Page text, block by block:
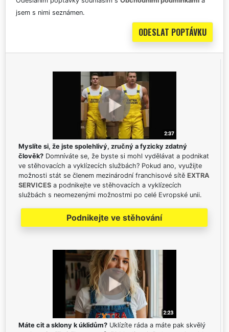
jsem s nimi seznámen.
Myslíte si, že jste spolehlivý, zručný a fyzicky zdatný
člověk? Domníváte se, že byste si mohl vydělávat a podnikat
ve stěhovacích a vyklízecích službách? Pokud ano, využijte
možnosti stát se členem mezinárodní franchisové sítě EXTRA
SERVICES a podnikejte ve stěhovacích a vyklízecích
službách s neomezenými možnostmi po celé Evropské unii.
Podnikejte ve stěhování
Máte cit a sklony k úklidům? Uklízíte ráda a máte pak skvělý